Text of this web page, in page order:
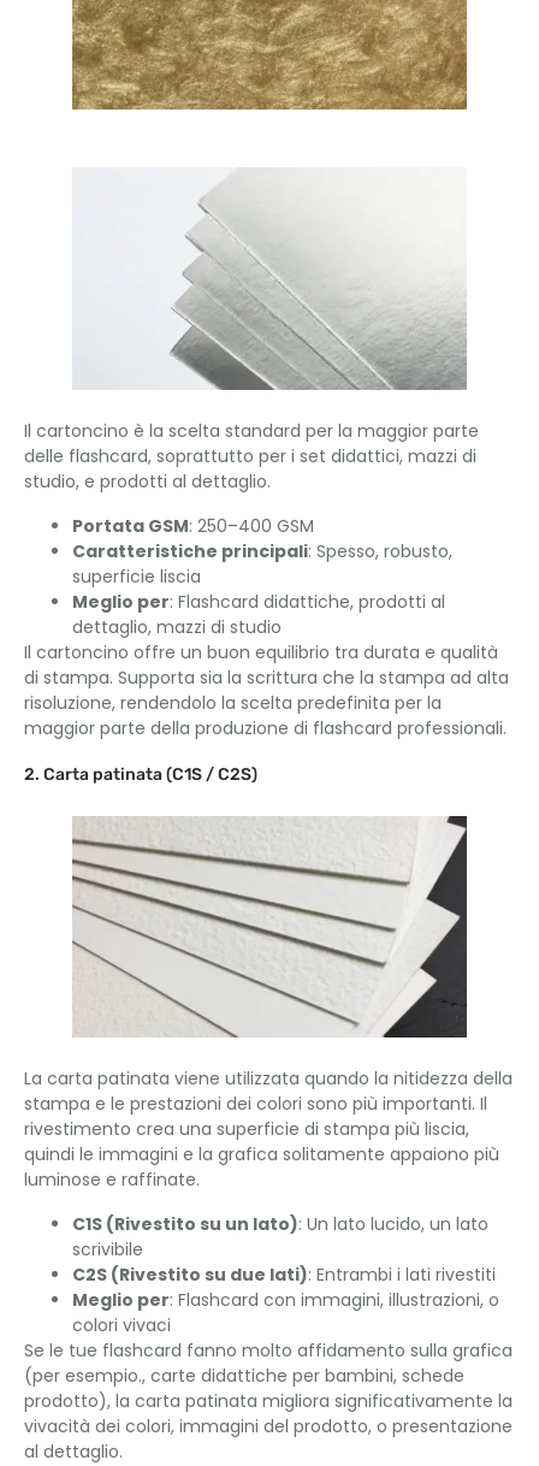
Il cartoncino è la scelta standard per la maggior parte
delle flashcard, soprattutto per i set didattici, mazzi di
studio, e prodotti al dettaglio.
Portata GSM: 250–400 GSM
Caratteristiche principali: Spesso, robusto,
superficie liscia
Meglio per: Flashcard didattiche, prodotti al
dettaglio, mazzi di studio
Il cartoncino offre un buon equilibrio tra durata e qualità
di stampa. Supporta sia la scrittura che la stampa ad alta
risoluzione, rendendolo la scelta predefinita per la
maggior parte della produzione di flashcard professionali.
2. Carta patinata (C1S / C2S)
La carta patinata viene utilizzata quando la nitidezza della
stampa e le prestazioni dei colori sono più importanti. Il
rivestimento crea una superficie di stampa più liscia,
quindi le immagini e la grafica solitamente appaiono più
luminose e raffinate.
C1S (Rivestito su un lato): Un lato lucido, un lato
scrivibile
C2S (Rivestito su due lati): Entrambi i lati rivestiti
Meglio per: Flashcard con immagini, illustrazioni, o
colori vivaci
Se le tue flashcard fanno molto affidamento sulla grafica
(per esempio., carte didattiche per bambini, schede
prodotto), la carta patinata migliora significativamente la
vivacità dei colori, immagini del prodotto, o presentazione
al dettaglio.